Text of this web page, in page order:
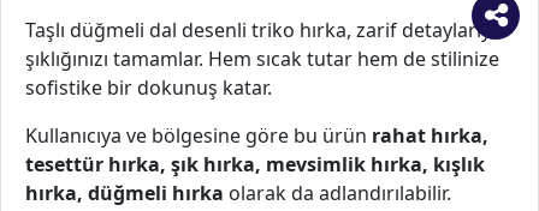
Taşlı düğmeli dal desenli triko hırka, zarif detaylarıyla
şıklığınızı tamamlar. Hem sıcak tutar hem de stilinize
sofistike bir dokunuş katar.
Kullanıcıya ve bölgesine göre bu ürün rahat hırka,
tesettür hırka, şık hırka, mevsimlik hırka, kışlık
hırka, düğmeli hırka olarak da adlandırılabilir.